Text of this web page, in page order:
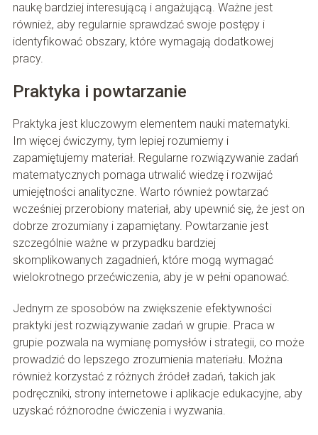
naukę bardziej interesującą i angażującą. Ważne jest
również, aby regularnie sprawdzać swoje postępy i
identyfikować obszary, które wymagają dodatkowej
pracy.
Praktyka i powtarzanie
Praktyka jest kluczowym elementem nauki matematyki.
Im więcej ćwiczymy, tym lepiej rozumiemy i
zapamiętujemy materiał. Regularne rozwiązywanie zadań
matematycznych pomaga utrwalić wiedzę i rozwijać
umiejętności analityczne. Warto również powtarzać
wcześniej przerobiony materiał, aby upewnić się, że jest on
dobrze zrozumiany i zapamiętany. Powtarzanie jest
szczególnie ważne w przypadku bardziej
skomplikowanych zagadnień, które mogą wymagać
wielokrotnego przećwiczenia, aby je w pełni opanować.
Jednym ze sposobów na zwiększenie efektywności
praktyki jest rozwiązywanie zadań w grupie. Praca w
grupie pozwala na wymianę pomysłów i strategii, co może
prowadzić do lepszego zrozumienia materiału. Można
również korzystać z różnych źródeł zadań, takich jak
podręczniki, strony internetowe i aplikacje edukacyjne, aby
uzyskać różnorodne ćwiczenia i wyzwania.